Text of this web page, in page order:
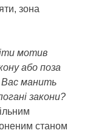
зона
мотив
або поза
Вас манить
закони?
станом